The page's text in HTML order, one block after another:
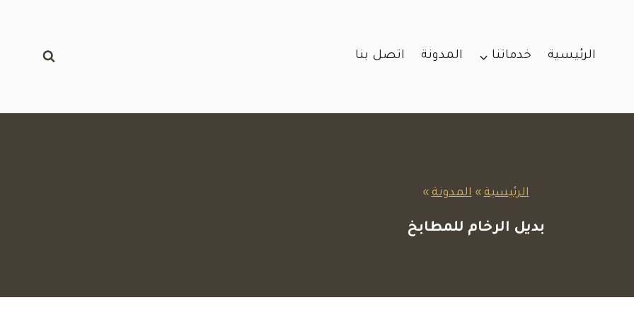
الرئيسية خدماتنا المدونة اتصل بنا
الرئيسية » المدونة »
بديل الرخام للمطابخ